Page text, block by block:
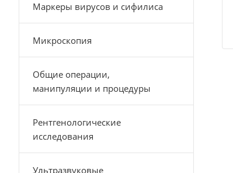
Маркеры вирусов и сифилиса
Микроскопия
Общие операции,
манипуляции и процедуры
Рентгенологические
исследования
Ультразвуковые